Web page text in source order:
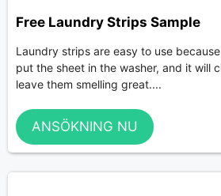
Free Laundry Strips Sample
Laundry strips are easy to use
put the sheet in the washer, and it will
leave them smelling great....
ANSÖKNING NU